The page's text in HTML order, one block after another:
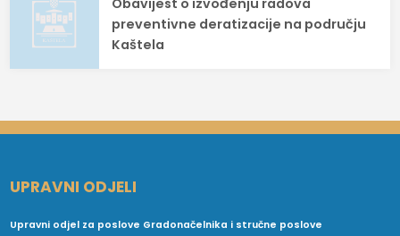
preventivne deratizacije na području
Kaštela
UPRAVNI ODJELI
Upravni odjel za poslove Gradonačelnika i stručne poslove